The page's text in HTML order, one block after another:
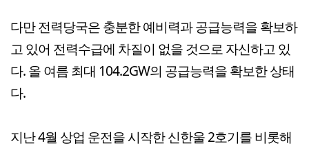
다만 전력당국은 충분한 예비력과 공급능력을 확보하
고 있어 전력수급에 차질이 없을 것으로 자신하고 있
다. 올 여름 최대 104.2GW의 공급능력을 확보한 상태
다.
지난 4월 상업 운전을 시작한 신한울 2호기를 비롯해